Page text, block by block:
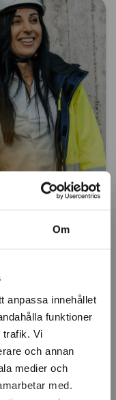
Om
anpassa innehållet
funktioner
trafik. Vi
och annan
medier och
med.